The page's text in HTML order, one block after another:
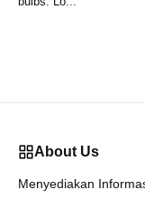
About Us
Menyediakan